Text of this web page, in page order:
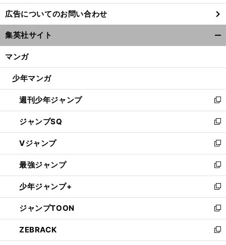
し
い
ウ
ィ
ン
ウ
開
く
広告についてのお問い合わせ
集英社サイト
マンガ
少年マンガ
週刊少年ジャンプ
新
し
い
ウ
ィ
ン
ド
ウ
で
開
く
ジャンプSQ
新
し
い
ウ
ィ
ン
ド
ウ
で
開
く
Vジャンプ
新
し
い
ウ
ィ
ン
ド
ウ
で
開
最強ジャンプ
新
し
い
ウ
ィ
ン
ド
ウ
少年ジャンプ+
新
し
い
ウ
ィ
ン
ジャンプTOON
新
し
い
ウ
ZEBRACK
新
し